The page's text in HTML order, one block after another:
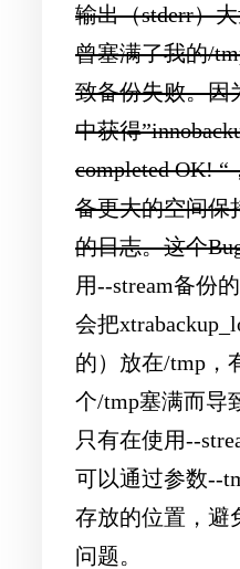
输出（stderr）
曾塞满了我的/
致备份失败。因
中获得
completed OK!
备更大的空间保
的日志。这个
用--stream备份
会把
的）放在/tmp，
个/tmp塞满而导
只有在使用--
可以通过参数--
存放的位置，避
问题。